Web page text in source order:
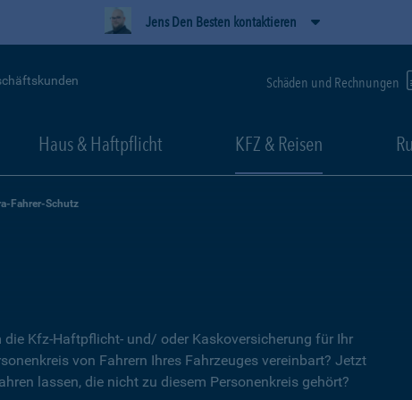
Jens Den Besten kontaktieren
Schäden und Rechnungen
Haus & Haftpflicht KFZ & Reisen
Fahrer-Schutz
die Kfz-Haftpflicht- und/ oder Kaskoversicherung für Ihr
von Fahrern Ihres Fahrzeuges vereinbart? Jetzt
lassen, die nicht zu diesem Personenkreis gehört?